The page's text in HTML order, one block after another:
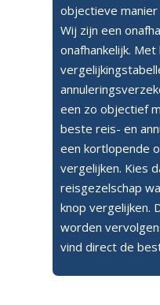
objectieve
Wij zijn een
onafhankelijk.
een zo objectief
beste reis- en
een kortlopende
vergelijken. Kies
reisgezelschap
knop vergelijken.
worden
vind direct de